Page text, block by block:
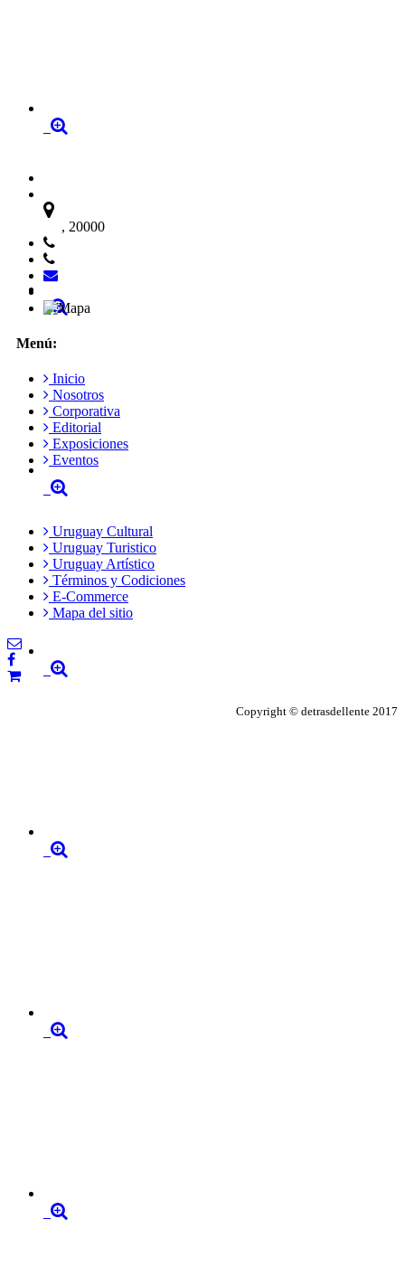
, 20000
Menú:
Inicio
Nosotros
Corporativa
Editorial
Exposiciones
Eventos
Uruguay Cultural
Uruguay Turistico
Uruguay Artístico
Términos y Codiciones
E-Commerce
Mapa del sitio
Copyright © detrasdellente 2017